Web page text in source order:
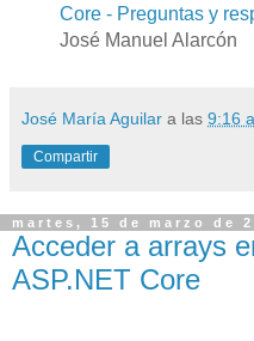
Core - Preguntas y
José Manuel Alarcón
José María Aguilar a las 9:16
Compartir
martes, 15 de marzo de
Acceder a arrays
ASP.NET Core